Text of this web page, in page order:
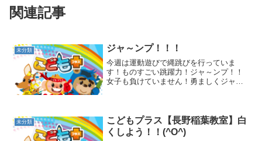
関連記事
未分類 ジャ～ンプ！！！
今週は運動遊びで縄跳びを行っていま
す！ものすごい跳躍力！ジャ～ンプ！！
女子も負けていません！勇ましくジャ～
＾）
未分類
こどもプラス【長野稲葉教室】白
くしよう！！(^O^)